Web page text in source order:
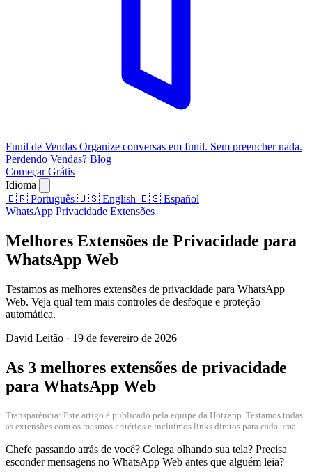
Funil de Vendas Organize conversas em funil. Sem preencher nada.
Perdendo Vendas? Blog
Começar Grátis
Idioma
🇧🇷 Português 🇺🇸 English 🇪🇸 Español
WhatsApp Privacidade Extensões
Melhores Extensões de Privacidade para
WhatsApp Web
Testamos as melhores extensões de privacidade para WhatsApp
Web. Veja qual tem mais controles de desfoque e proteção
automática.
David Leitão · 19 de fevereiro de 2026
As 3 melhores extensões de privacidade
para WhatsApp Web
Transparência: Este artigo é publicado pela equipe da Hotzapp. Testamos todas
as extensões com os mesmos critérios e incluímos links diretos para cada uma.
Chefe passando atrás de você? Colega olhando sua tela? Precisa
esconder mensagens no WhatsApp Web antes que alguém leia?